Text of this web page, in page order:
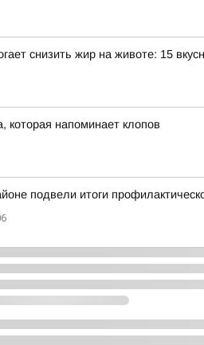
снизить жир на животе: 15
которая напоминает клопов
подвели итоги